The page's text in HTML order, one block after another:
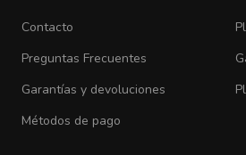
Contacto
Preguntas Frecuentes
Garantías y devoluciones
Métodos de pago